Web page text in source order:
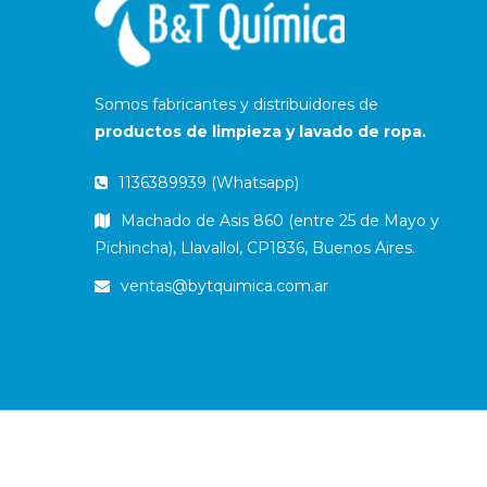
Somos fabricantes y distribuidores de
productos de limpieza y lavado de ropa.
1136389939 (Whatsapp)
Machado de Asis 860 (entre 25 de Mayo y
Pichincha), Llavallol, CP1836, Buenos Aires.
ventas@bytquimica.com.ar